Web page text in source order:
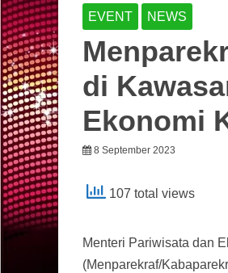
EVENT NEWS
di
Ekonomi
8 September 2023
107 total views
Menteri Pariwisata dan
(Menparekraf/